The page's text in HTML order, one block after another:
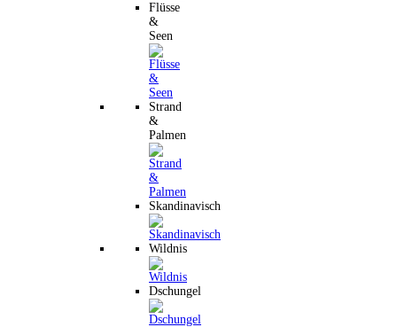
Flüsse
&
Seen
Strand
&
Palmen
Skandinavisch
Wildnis
Dschungel